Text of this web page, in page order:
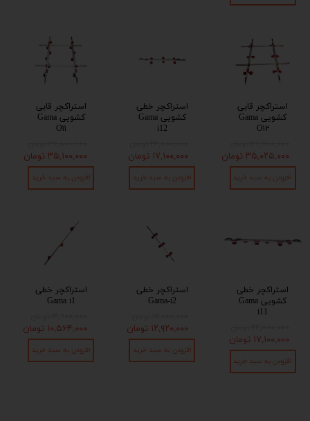
استراکچر قابی
کشویی Gama
O۱۲
۳۵,۰۲۵,۰۰۰ تومان
افزودن به سبد خرید
استراکچر خطی
کشویی Gama
i12
۱۷,۱۰۰,۰۰۰ تومان
افزودن به سبد خرید
استراکچر قابی
کشویی Gama
O۱۱
۳۵,۱۰۰,۰۰۰ تومان
افزودن به سبد خرید
استراکچر خطی
کشویی Gama
i11
۱۷,۱۰۰,۰۰۰ تومان
افزودن به سبد خرید
استراکچر خطی
Gama-i2
۱۲,۹۲۰,۰۰۰ تومان
افزودن به سبد خرید
استراکچر خطی
Gama i1
۱۰,۵۶۴,۰۰۰ تومان
افزودن به سبد خرید